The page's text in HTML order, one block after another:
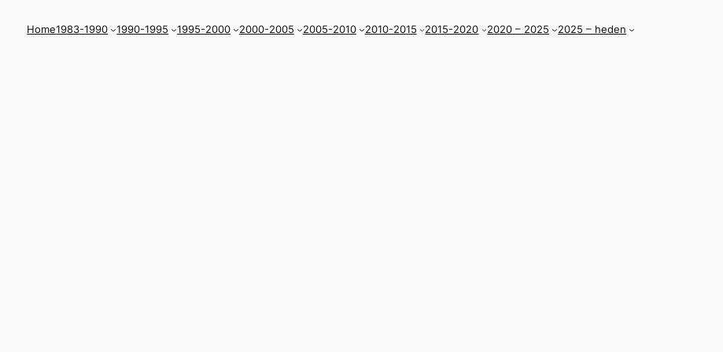
Home1983-1990 1990-1995 1995-2000 2000-2005 2005-2010 2010-2015 2015-2020 2020 – 2025 2025 – heden